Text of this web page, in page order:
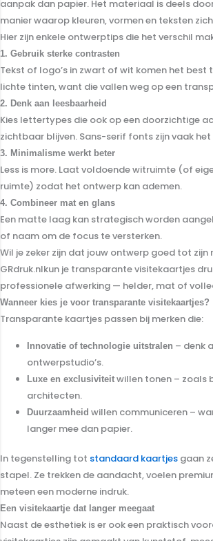
aanpak dan papier. Het materiaal is deels
manier waarop kleuren, vormen en teksten
Hier zijn enkele ontwerptips die het verschil
1. Gebruik sterke contrasten
Tekst of logo’s in zwart of wit komen het best
lichte tinten, want die vallen weg op een
2. Denk aan leesbaarheid
Kies lettertypes die ook op een doorzichtige
zichtbaar blijven. Sans-serif fonts zijn vaak
3. Minimalisme werkt beter
Less is more. Laat voldoende witruimte (of
ruimte) zodat het ontwerp kan ademen.
4. Combineer mat en glans
Een matte laag kan strategisch worden
of naam om de focus te versterken.
Wil je zeker zijn dat jouw ontwerp goed tot zijn
GRdruk.nlkun je transparante visitekaartjes
professionele afwerking — helder, mat of
Wanneer kies je voor transparante visitekaartjes?
Transparante kaartjes passen bij merken die:
Innovatie of technologie uitstralen – denk
ontwerpstudio’s.
Luxe en exclusiviteit willen tonen – zoals
architecten.
Duurzaamheid willen communiceren –
langer mee dan papier.
In tegenstelling tot standaard kaartjes gaan
stapel. Ze trekken de aandacht, voelen
meteen een moderne indruk.
Een visitekaartje dat langer meegaat
Naast de esthetiek is er ook een praktisch